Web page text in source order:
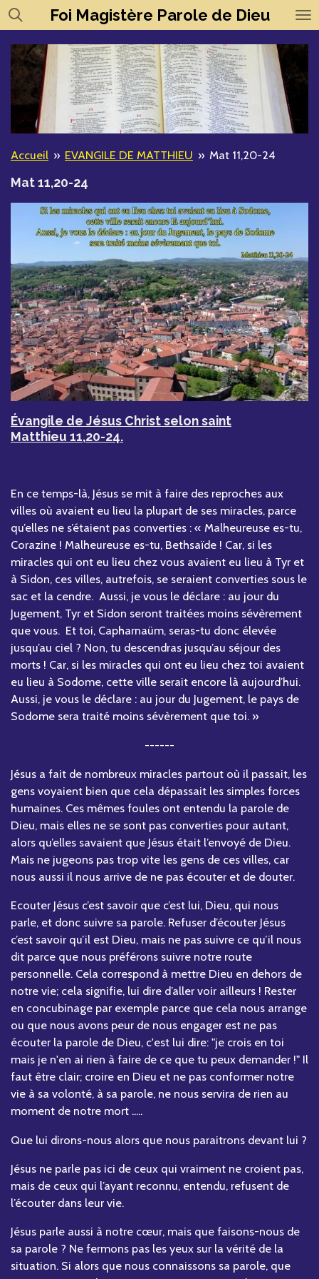
Passer
au
contenu
principal
Foi Magistère Parole de Dieu
Accueil » EVANGILE DE MATTHIEU » Mat 11,20-24
Mat 11,20-24
Évangile de Jésus Christ selon saint
Matthieu 11,20-24.
En ce temps-là, Jésus se mit à faire des reproches aux
villes où avaient eu lieu la plupart de ses miracles, parce
qu’elles ne s’étaient pas converties : « Malheureuse es-tu,
Corazine ! Malheureuse es-tu, Bethsaïde ! Car, si les
miracles qui ont eu lieu chez vous avaient eu lieu à Tyr et
à Sidon, ces villes, autrefois, se seraient converties sous le
sac et la cendre. Aussi, je vous le déclare : au jour du
Jugement, Tyr et Sidon seront traitées moins sévèrement
que vous. Et toi, Capharnaüm, seras-tu donc élevée
jusqu’au ciel ? Non, tu descendras jusqu’au séjour des
morts ! Car, si les miracles qui ont eu lieu chez toi avaient
eu lieu à Sodome, cette ville serait encore là aujourd’hui.
Aussi, je vous le déclare : au jour du Jugement, le pays de
Sodome sera traité moins sévèrement que toi. »
------
Jésus a fait de nombreux miracles partout où il passait, les
gens voyaient bien que cela dépassait les simples forces
humaines. Ces mêmes foules ont entendu la parole de
Dieu, mais elles ne se sont pas converties pour autant,
alors qu’elles savaient que Jésus était l’envoyé de Dieu.
Mais ne jugeons pas trop vite les gens de ces villes, car
nous aussi il nous arrive de ne pas écouter et de douter.
Ecouter Jésus c’est savoir que c’est lui, Dieu, qui nous
parle, et donc suivre sa parole. Refuser d’écouter Jésus
c’est savoir qu’il est Dieu, mais ne pas suivre ce qu’il nous
dit parce que nous préférons suivre notre route
personnelle. Cela correspond à mettre Dieu en dehors de
notre vie; cela signifie, lui dire d’aller voir ailleurs ! Rester
en concubinage par exemple parce que cela nous arrange
ou que nous avons peur de nous engager est ne pas
écouter la parole de Dieu, c'est lui dire: "je crois en toi
mais je n'en ai rien à faire de ce que tu peux demander !" Il
faut être clair; croire en Dieu et ne pas conformer notre
vie à sa volonté, à sa parole, ne nous servira de rien au
moment de notre mort .....
Que lui dirons-nous alors que nous paraitrons devant lui ?
Jésus ne parle pas ici de ceux qui vraiment ne croient pas,
mais de ceux qui l’ayant reconnu, entendu, refusent de
l’écouter dans leur vie.
Jésus parle aussi à notre cœur, mais que faisons-nous de
sa parole ? Ne fermons pas les yeux sur la vérité de la
situation. Si alors que nous connaissons sa parole, que